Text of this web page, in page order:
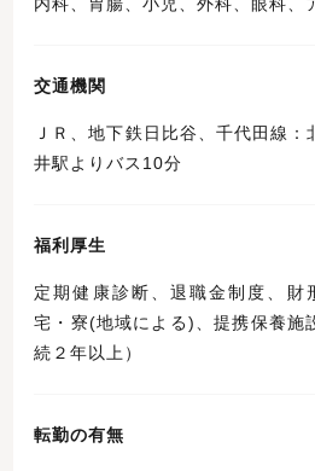
交通機関
ＪＲ、地下鉄日比谷、千代田線
井駅よりバス10分
福利厚生
定期健康診断、退職金制度、財
宅・寮(地域による)、提携保養施
続２年以上）
転勤の有無